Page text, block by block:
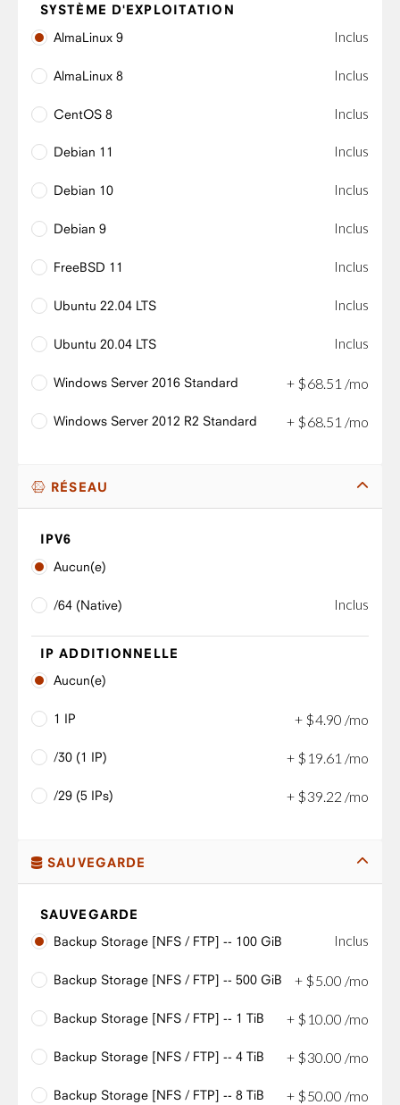
SYSTÈME D'EXPLOITATION
AlmaLinux 9
Inclus
AlmaLinux 8 Inclus
CentOS 8 Inclus
Debian 11 Inclus
Debian 10 Inclus
Debian 9 Inclus
FreeBSD 11 Inclus
Ubuntu 22.04 LTS Inclus
Ubuntu 20.04 LTS Inclus
Windows Server 2016 Standard + $68 51 /mo
Windows Server 2012 R2 Standard + $68 51 /mo
RÉSEAU
IPV6
Aucun(e)
/64 (Native) Inclus
IP ADDITIONNELLE
Aucun(e)
1 IP + $4.90 /mo
/30 (1 IP) + $ 19.61 /mo
/29 (5 IPs) + $39 22 /mo
SAUVEGARDE
SAUVEGARDE
Backup Storage [NFS / FTP] -- 100 GiB
Inclus
Backup Storage [NFS / FTP] -- 500 GiB + $5.00 /mo
Backup Storage [NFS / FTP] -- 1 TiB + $ 10.00 /mo
Backup Storage [NFS / FTP] -- 4 TiB + $30 00 /mo
Backup Storage [NFS / FTP] -- 8 TiB + $50 00 /mo